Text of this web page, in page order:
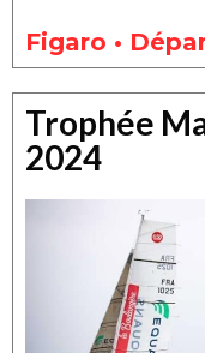
Figaro •
Trophée
2024